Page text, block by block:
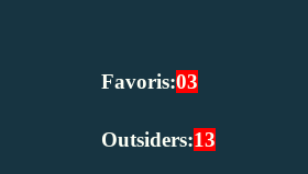
Favoris:03
Outsiders:13